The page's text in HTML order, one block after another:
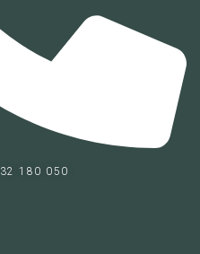
180 050